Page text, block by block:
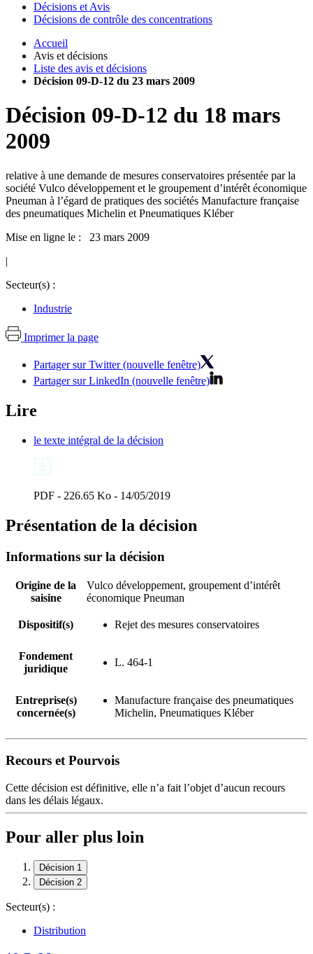
Décisions et Avis
Décisions de contrôle des concentrations
Accueil
Avis et décisions
Liste des avis et décisions
Décision 09-D-12 du 23 mars 2009
Décision 09-D-12 du 18 mars
2009
relative à une demande de mesures conservatoires présentée par la
société Vulco développement et le groupement d’intérêt économique
Pneuman à l’égard de pratiques des sociétés Manufacture française
des pneumatiques Michelin et Pneumatiques Kléber
Mise en ligne le : 23 mars 2009
|
Secteur(s) :
Industrie
Imprimer la page
Partager sur Twitter (nouvelle fenêtre)
Partager sur LinkedIn (nouvelle fenêtre)
Lire
le texte intégral de la décision
PDF - 226.65 Ko - 14/05/2019
Présentation de la décision
Informations sur la décision
Origine de la
saisine
Vulco développement, groupement d’intérêt
économique Pneuman
Dispositif(s) Rejet des mesures conservatoires
Fondement
juridique
L. 464-1
Entreprise(s)
concernée(s)
Manufacture française des pneumatiques
Michelin, Pneumatiques Kléber
Recours et Pourvois
Cette décision est définitive, elle n’a fait l’objet d’aucun recours
dans les délais légaux.
Pour aller plus loin
Décision 1
Décision 2
Secteur(s) :
Distribution